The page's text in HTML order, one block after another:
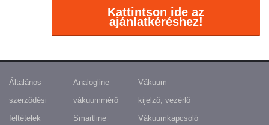
Kattintson ide az
ajánlatkéréshez!
Általános
szerződési
feltételek
Analogline
vákuummérő
Smartline
Vákuum
kijelző, vezérlő
Vákuumkapcsoló